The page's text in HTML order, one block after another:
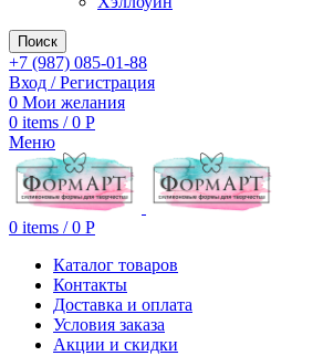
Поиск
+7 (987) 085-01-88
Вход / Регистрация
0 Мои желания
0 items / 0 Р
Меню
0 items / 0 Р
Каталог товаров
Контакты
Доставка и оплата
Условия заказа
Акции и скидки